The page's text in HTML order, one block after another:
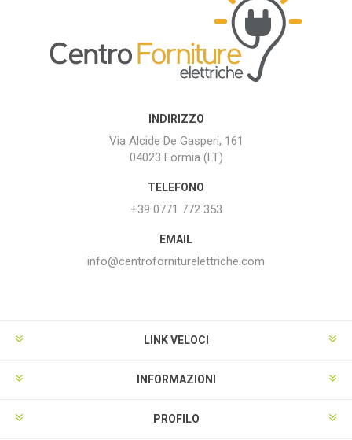
INDIRIZZO
Via Alcide De Gasperi, 161
04023 Formia (LT)
TELEFONO
+39 0771 772 353
EMAIL
info@centroforniturelettriche.com
LINK VELOCI
INFORMAZIONI
PROFILO